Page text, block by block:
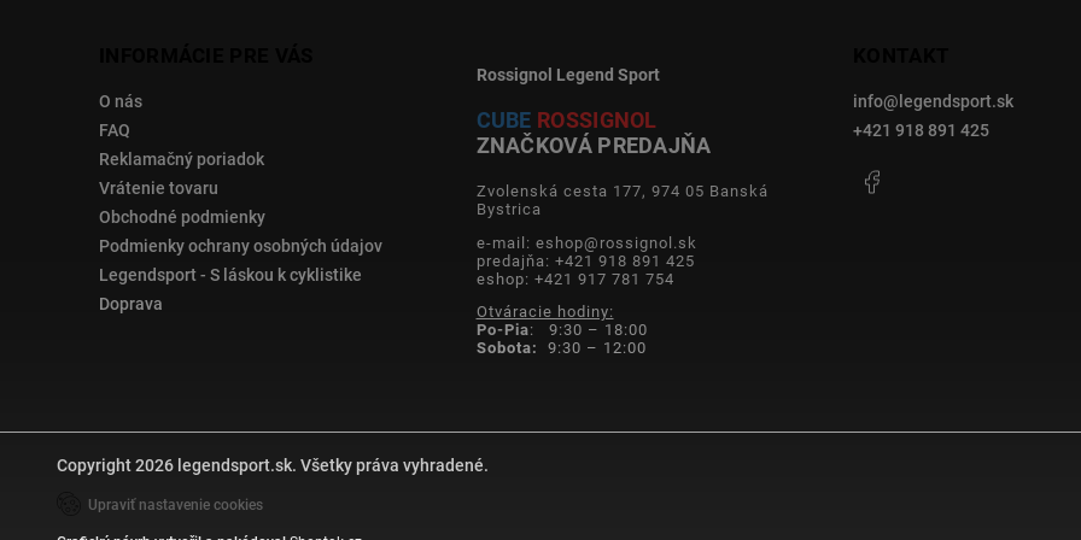
O nás
FAQ
Reklamačný poriadok
Vrátenie tovaru
Obchodné podmienky
Podmienky ochrany osobných údajov
Legendsport - S láskou k cyklistike
Doprava
Rossignol Legend Sport
CUBE ROSSIGNOL
ZNAČKOVÁ PREDAJŇA
Zvolenská cesta 177, 974 05 Banská
Bystrica
e-mail: eshop@rossignol.sk
predajňa: +421 918 891 425
eshop: +421 917 781 754
Otváracie hodiny:
Po-Pia: 9:30 – 18:00
Sobota: 9:30 – 12:00
info@ legendsport.sk
+421 918 891 425
Copyright 2026 legendsport.sk. Všetky práva vyhradené.
Upraviť nastavenie cookies